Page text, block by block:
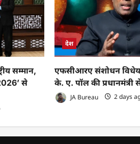
सम्मान,
से
देश
एफसीआरए संशोधन
के. ए. पॉल की
JA Bureau 2 days